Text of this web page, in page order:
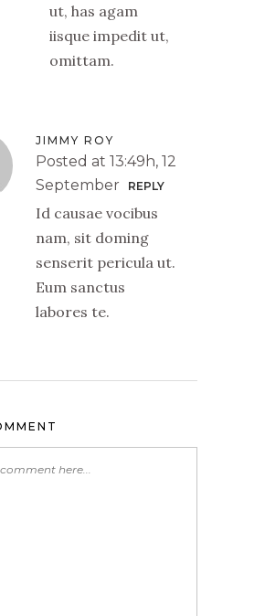
ut, has agam
iisque impedit ut,
omittam.
JIMMY ROY
Posted at 13:49h, 12
September
REPLY
Id causae vocibus
nam, sit doming
senserit pericula ut.
Eum sanctus
labores te.